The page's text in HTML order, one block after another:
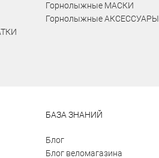
Горнолыжные МАСКИ
Горнолыжные АКСЕССУАРЫ
БАЗА ЗНАНИЙ
Блог
Блог веломагазина